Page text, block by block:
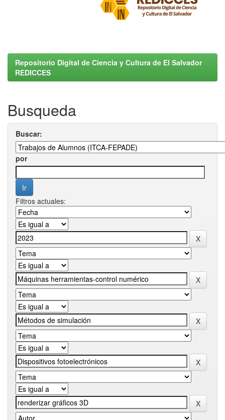
Repositorio Digital de Ciencia y Cultura de El Salvador
REDICCES
Busqueda
Buscar:
por
Filtros actuales: